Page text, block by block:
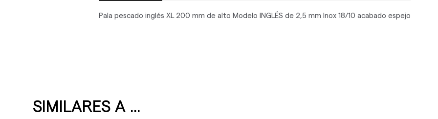
Pala pescado inglés XL 200 mm de alto Modelo INGLÉS de 2,5 mm Inox 18/10 acabado espejo
SIMILARES A ...